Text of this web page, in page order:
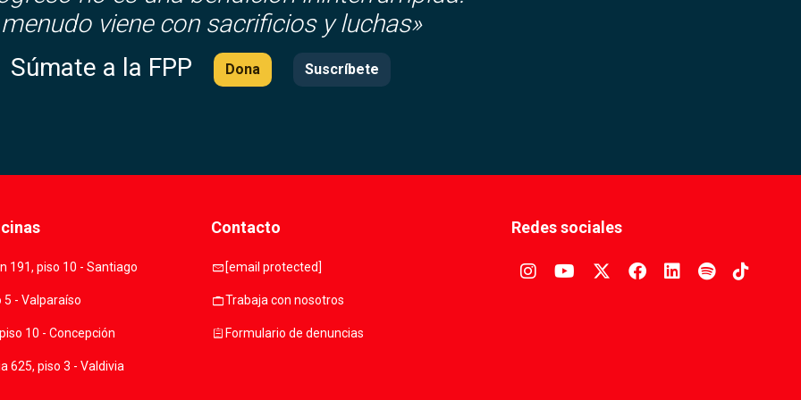
viene con sacrificios y luchas»
Súmate a la FPP
Dona Suscríbete
191, piso 10 - Santiago
5 - Valparaíso
10 - Concepción
625, piso 3 - Valdivia
Contacto
mail [email protected]
workTrabaja con nosotros
assignment Formulario de denuncias
Redes sociales